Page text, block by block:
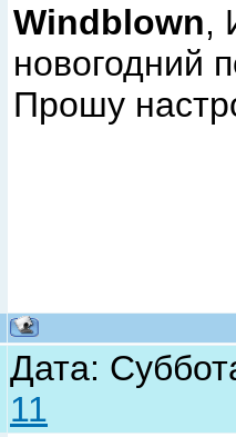
Windblown,
новогодний
Прошу
Дата:
11